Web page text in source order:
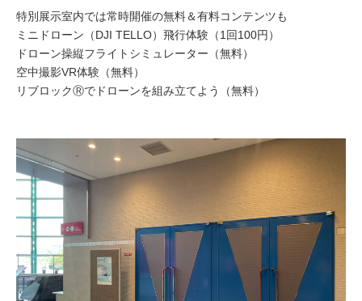
特別展示室内では常時開催の無料＆有料コンテンツも
ミニドローン（DJI TELLO）飛行体験（1回100円）
ドローン操縦フライトシミュレーター（無料）
空中撮影VR体験（無料）
リブロックⓇでドローンを組み立てよう（無料）